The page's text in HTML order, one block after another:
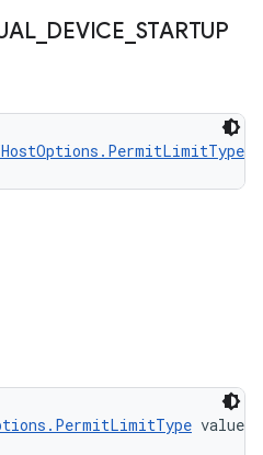
_ DEVICE STARTUP